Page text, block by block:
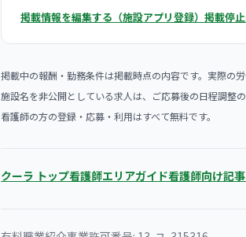
掲載情報を編集する（施設アプリ登録） 掲載停
掲載中の報酬・勤務条件は掲載時点の内容です。実際の
施設名を非公開としている求人は、ご応募後の日程調整
看護師の方の登録・応募・利用はすべて無料です。
クーラ トップ看護師エリアガイド看護師向け記事